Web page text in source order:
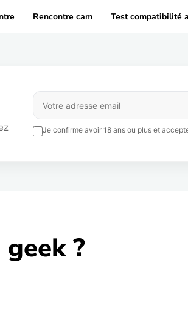
Rencontre cam Test compatibilité
Je confirme avoir 18 ans ou plus et
?